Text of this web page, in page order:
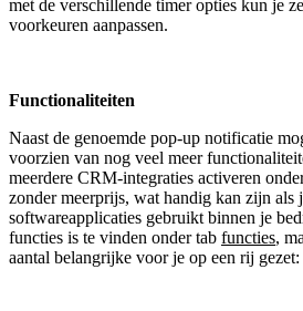
met de verschillende timer opties kun je
voorkeuren aanpassen.
Functionaliteiten
Naast de genoemde pop-up notificatie
voorzien van nog veel meer
meerdere CRM-integraties activeren
zonder meerprijs, wat handig kan zijn als
softwareapplicaties gebruikt binnen je
functies is te vinden onder tab functies,
aantal belangrijke voor je op een rij gezet: